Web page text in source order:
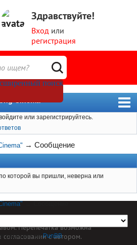
Здравствуйте!
Вход или
регистрация
Cinema"
или зарегистрируйтесь.
→Сообщение
которой вы пришли, неверна или
работает наPunBB
hkcinema.ru защищен
Перепечатка возможна
согласовании с автором.